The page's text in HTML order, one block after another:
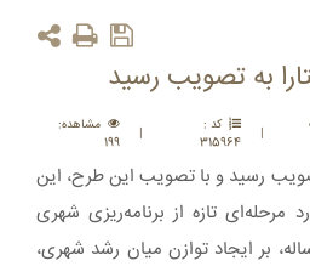
به تصویب رسید
|
کد :
315964
|
مشاهده:
199
رسید و با تصویب این طرح، این
مرحله‌ای تازه از برنامه‌ریزی شهری
است که با نگاهی ۱۰ ساله، بر ایجاد توازن میان رشد شهری،